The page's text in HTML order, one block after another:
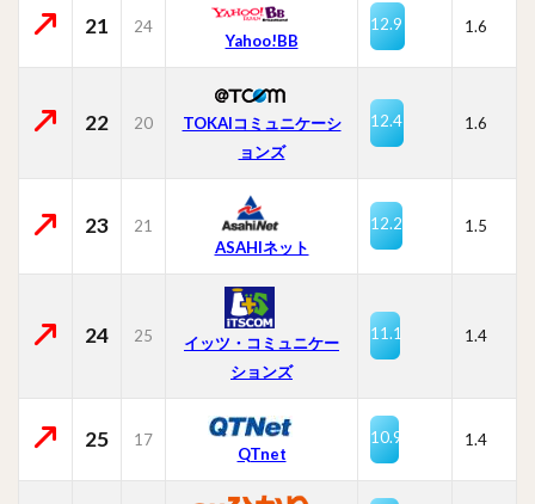
21 24
Yahoo!BB
12.9 1.6
22 20
TOKAIコミュニケーシ
ョンズ
12.4 1.6
23
21
ASAHIネット
12.2 1.5
24 25
イッツ・コミュニケー
ションズ
11.1 1.4
25 17
QTnet
10.9 1.4